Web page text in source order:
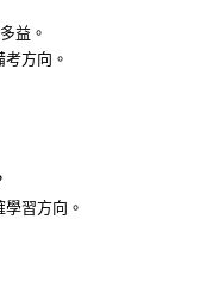
益。
方向。
習方向。